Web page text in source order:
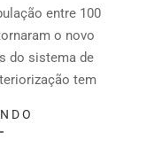
entre 100
o novo
do sistema de
tem